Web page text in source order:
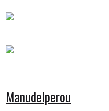
Manudelperou